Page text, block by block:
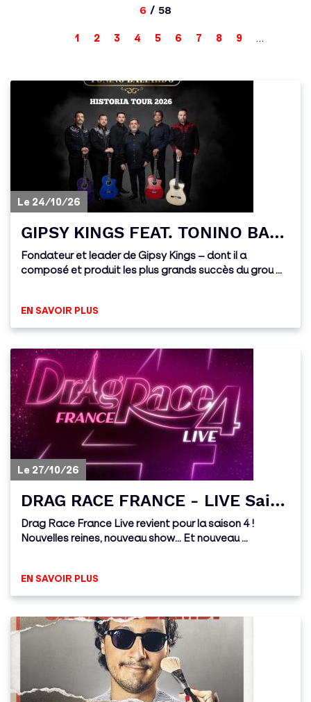
6 / 58
Previous
Page
1 Page
2
Current
3 Page
4 Page
5 Page
6 Page
7 Page
8 Page
9 …
Le 24/10/26
GIPSY KINGS FEAT. TONINO BALIARDO - Historia tour 2026
Fondateur et leader de Gipsy Kings – dont il a
composé et produit les plus grands succès du grou ...
EN SAVOIR PLUS
Le 27/10/26
DRAG RACE FRANCE - LIVE Saison 4
Drag Race France Live revient pour la saison 4 !
Nouvelles reines, nouveau show... Et nouveau ...
EN SAVOIR PLUS